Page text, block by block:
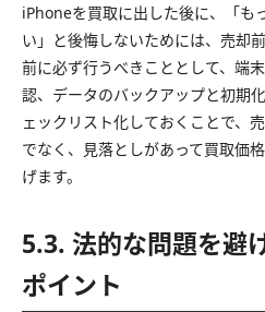
iPhoneを買取に出した後に、「も
い」と後悔しないためには、売却
前に必ず行うべきこととして、端
認、データのバックアップと初期
ェックリスト化しておくことで、
でなく、見落としがあって買取価
げます。
5.3. 法的な問題を避
ポイント